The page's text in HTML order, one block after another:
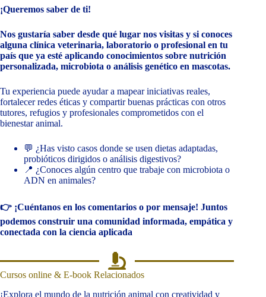
¡Queremos saber de ti!
Nos gustaría saber desde qué lugar nos visitas y si conoces
alguna clínica veterinaria, laboratorio o profesional en tu
país que ya esté aplicando conocimientos sobre nutrición
personalizada, microbiota o análisis genético en mascotas.
Tu experiencia puede ayudar a mapear iniciativas reales,
fortalecer redes éticas y compartir buenas prácticas con otros
tutores, refugios y profesionales comprometidos con el
bienestar animal.
💬 ¿Has visto casos donde se usen dietas adaptadas,
probióticos dirigidos o análisis digestivos?
📍 ¿Conoces algún centro que trabaje con microbiota o
ADN en animales?
👉 ¡Cuéntanos en los comentarios o por mensaje! Juntos
podemos construir una comunidad informada, empática y
conectada con la ciencia aplicada
Cursos online & E-book Relacionados
¡Explora el mundo de la nutrición animal con creatividad y